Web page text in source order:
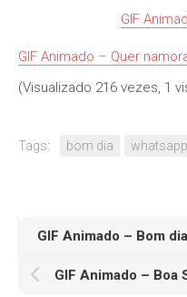
GIF
GIF Animado – Quer
(Visualizado 216 vezes, 1
Tags: bom dia whatsapp
GIF Animado – Bom
GIF Animado – Boa